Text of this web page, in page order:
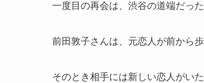
一度目の再会は、渋谷の道端だった
前田敦子さんは、元恋人が前から
そのとき相手には新しい恋人がい